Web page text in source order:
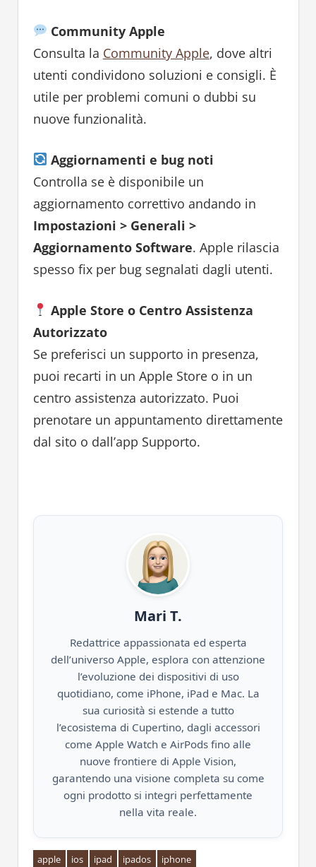
Community Apple
Consulta la Community Apple, dove altri
utenti condividono soluzioni e consigli. È
utile per problemi comuni o dubbi su
nuove funzionalità.
Aggiornamenti e bug noti
Controlla se è disponibile un
aggiornamento correttivo andando in
Impostazioni > Generali >
Aggiornamento Software. Apple rilascia
spesso fix per bug segnalati dagli utenti.
Apple Store o Centro Assistenza
Autorizzato
Se preferisci un supporto in presenza,
puoi recarti in un Apple Store o in un
centro assistenza autorizzato. Puoi
prenotare un appuntamento direttamente
dal sito o dall’app Supporto.
Mari T.
Redattrice appassionata ed esperta
dell’universo Apple, esplora con attenzione
l’evoluzione dei dispositivi di uso
quotidiano, come iPhone, iPad e Mac. La
sua curiosità si estende a tutto
l’ecosistema di Cupertino, dagli accessori
come Apple Watch e AirPods fino alle
nuove frontiere di Apple Vision,
garantendo una visione completa su come
ogni prodotto si integri perfettamente
nella vita reale.
apple ios ipad ipados iphone